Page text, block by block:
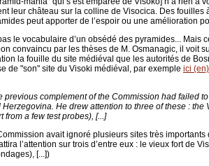
leur château sur la colline de Visocica. Des
peut apporter de l’espoir ou une amélioration
le vocabulaire d’un obsédé des pyramides...
convaincu par les thèses de M. Osmanagic, il voit
la fouille du site médiéval que les autorités de
de "son" site du Visoki médiéval, par exemple ici (en)
previous complement of the Commission had failed
He drew attention to three of these :
from a few test probes), [...]
avait ignoré plusieurs sites très
l’attention sur trois d’entre eux : le vieux fort de
[...])